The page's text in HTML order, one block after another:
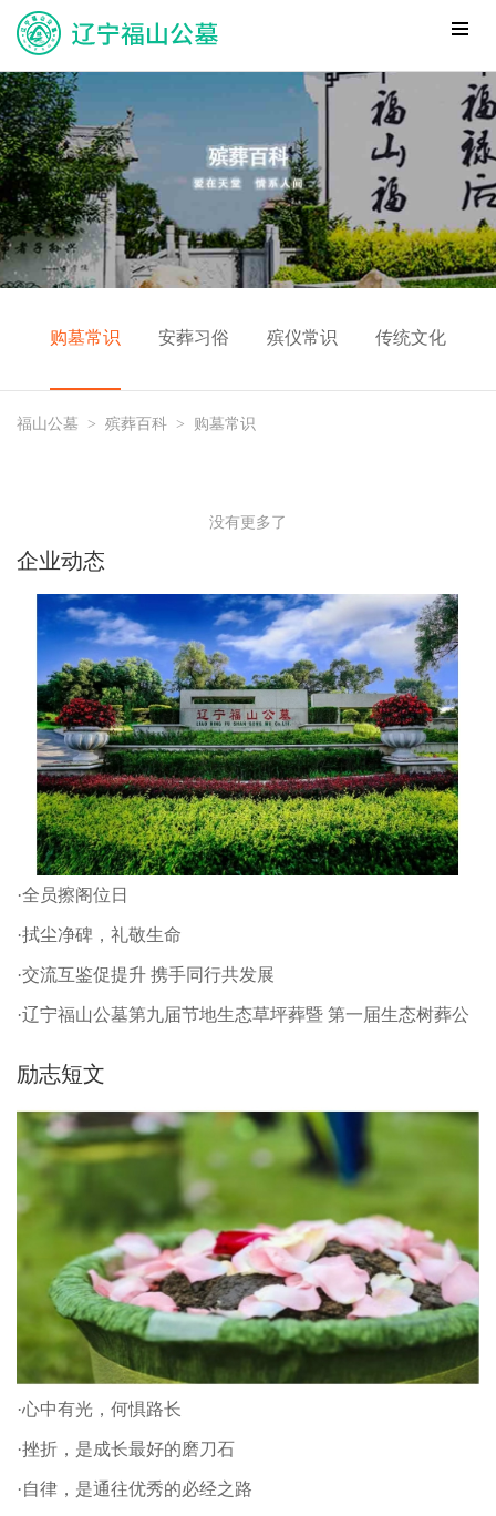
购墓常识 安葬习俗 殡仪常识 传统文化
福山公墓 > 殡葬百科 > 购墓常识
没有更多了
企业动态
·全员擦阁位日
·拭尘净碑，礼敬生命
·交流互鉴促提升 携手同行共发展
·辽宁福山公墓第九届节地生态草坪葬暨 第一届生态树葬公
励志短文
·心中有光，何惧路长
·挫折，是成长最好的磨刀石
·自律，是通往优秀的必经之路